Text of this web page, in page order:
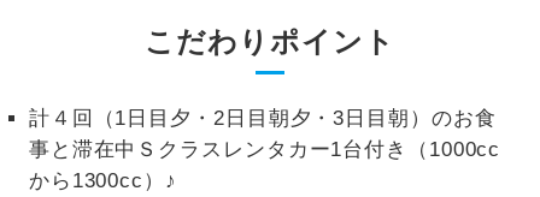
こだわりポイント
計４回（1日目夕・2日目朝夕・3日目朝）のお食
事と滞在中Ｓクラスレンタカー1台付き（1000cc
から1300cc）♪
おひとり様参
おひとり様限定でご参加いただけるコー
スです。
1名様1室同代
金
1名様1室利用でも追加料金がかからない
コースです。